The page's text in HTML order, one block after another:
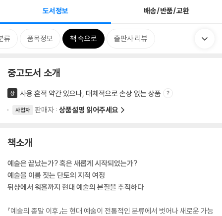
도서정보 배송/반품/교환
류 품목정보 책 속으로 출판사 리뷰
중고도서 소개
상 사용 흔적 약간 있으나, 대체적으로 손상 없는 상품
사업자 판매자 : 상품설명 읽어주세요
책소개
예술은 끝났는가? 혹은 새롭게 시작되었는가?
예술을 이름 짓는 단토의 지적 여정
뒤샹에서 워홀까지 현대 예술의 본질을 추적하다
『예술의 종말 이후』는 현대 예술이 전통적인 분류에서 벗어나 새로운 가능